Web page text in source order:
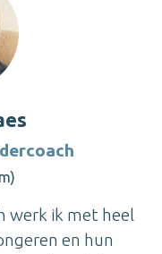
werk ik met heel
en hun